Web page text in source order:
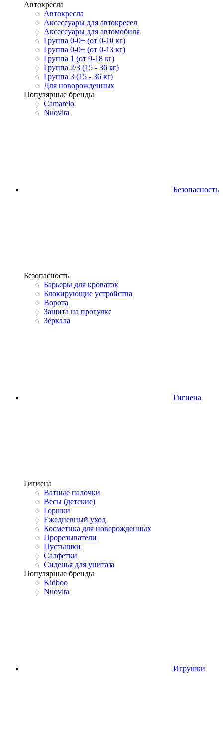
Автокресла
Автокресла
Аксессуары для автокресел
Аксессуары для автомобиля
Группа 0-0+ (от 0-10 кг)
Группа 0-0+ (от 0-13 кг)
Группа 1 (от 9-18 кг)
Группа 2/3 (15 - 36 кг)
Группа 3 (15 - 36 кг)
Для новорожденных
Популярные бренды
Camarelo
Nuovita
Безопасность
Безопасность
Барьеры для кроваток
Блокирующие устройства
Ворота
Защита на прогулке
Зеркала
Гигиена
Гигиена
Ватные палочки
Весы (детские)
Горшки
Ежедневный уход
Косметика для новорожденных
Прорезыватели
Пустышки
Салфетки
Сиденья для унитаза
Популярные бренды
Kidboo
Nuovita
Игрушки